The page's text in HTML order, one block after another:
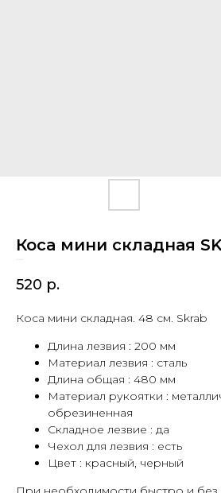
Коса мини складная
520 р.
Коса мини складная. 48 см. Skrab
Длина лезвия : 200 мм
Материал лезвия : сталь
Длина общая : 480 мм
Материал рукоятки :
обрезиненная
Складное лезвие : да
Чехол для лезвия : есть
Цвет : красный, черный